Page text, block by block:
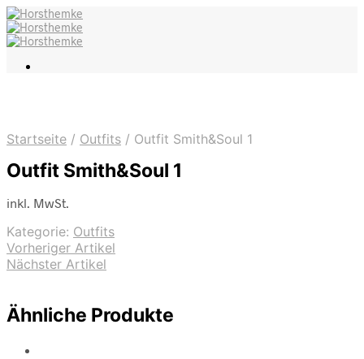
Startseite / Outfits / Outfit Smith&Soul 1
Outfit Smith&Soul 1
inkl. MwSt.
Kategorie: Outfits
Vorheriger Artikel
Nächster Artikel
Ähnliche Produkte